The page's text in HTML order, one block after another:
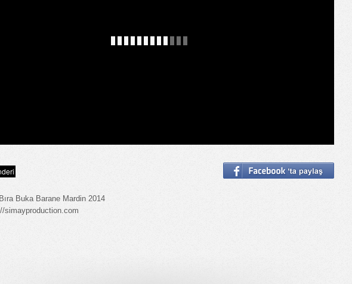
Buka Barane Mardin 2014
simayproduction.com